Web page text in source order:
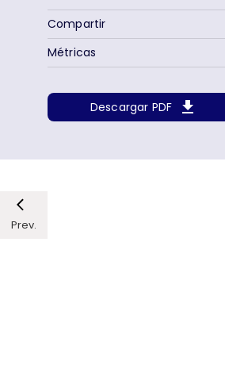
Descargar PDF
Métricas
Compartir
Prev.